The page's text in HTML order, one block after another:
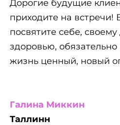
Дорогие будущие
приходите на встречи!
посвятите себе,
здоровью,
жизнь ценный, новый
Галина Миккин
Таллинн